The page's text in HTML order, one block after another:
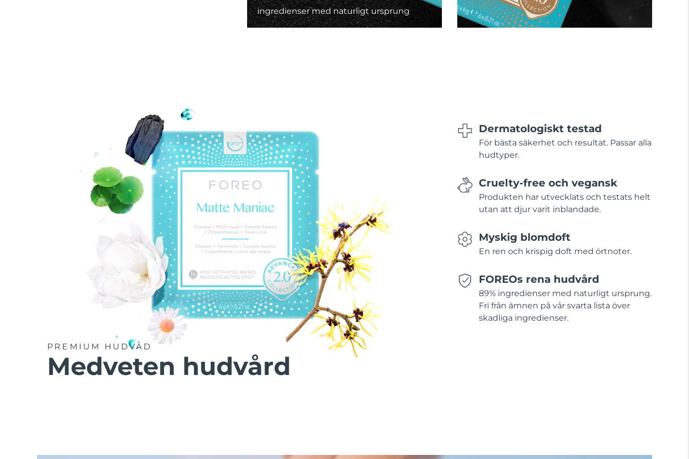
ingredienser med naturligt ursprung
PREMIUM HUDVÅD
Medveten hudvård
Dermatologiskt testad
För bästa säkerhet och resultat. Passar alla
hudtyper.
Cruelty-free och vegansk
Produkten har utvecklats och testats helt
utan att djur varit inblandade.
Myskig blomdoft
En ren och krispig doft med örtnoter.
FOREOs rena hudvård
89% ingredienser med naturligt ursprung.
Fri från ämnen på vår svarta lista över
skadliga ingredienser.